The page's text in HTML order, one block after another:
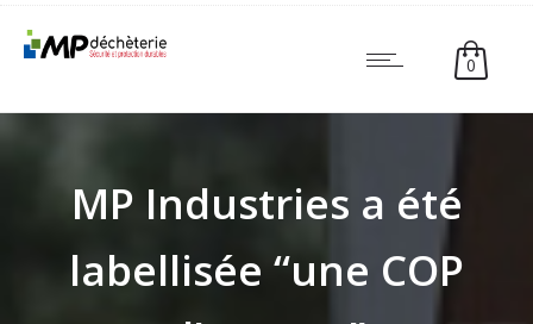
0
MP Industries a été
labellisée “une COP